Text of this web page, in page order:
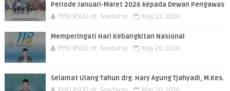
Periode Januari-Maret 2026 kepada Dewan Pengawas
PPID RSUD dr. Soedarso May 22, 2026
Memperingati Hari Kebangkitan Nasional
PPID RSUD dr. Soedarso May 20, 2026
Selamat Ulang Tahun drg. Hary Agung Tjahyadi, M.Kes.